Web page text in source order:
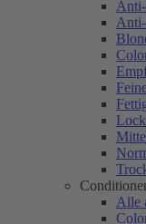
Alle